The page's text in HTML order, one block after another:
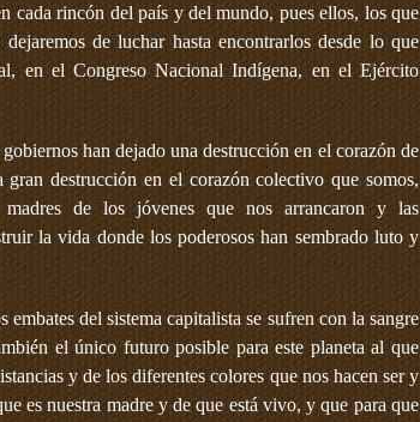
cada rincón del país y del mundo, pues ellos, los que
de luchar hasta encontrarlos desde lo que
en el Congreso Nacional Indígena, en el Ejército
han dejado una destrucción en el corazón de
destrucción en el corazón colectivo que somos,
de los jóvenes que nos arrancaron y las
la vida donde los poderosos han sembrado luto y
del sistema capitalista se sufren con la sangre
el único futuro posible para este planeta al que
y de los diferentes colores que nos hacen ser y
es nuestra madre y de que está vivo, y que para que